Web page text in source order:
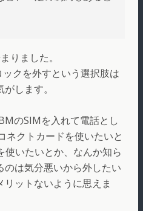
りました。
クを外すという選択肢は
します。
のSIMを入れて電話とし
ネクトカードを使いたいと
使いたいとか、なんか知ら
は気分悪いから外したい
ットないように思えま